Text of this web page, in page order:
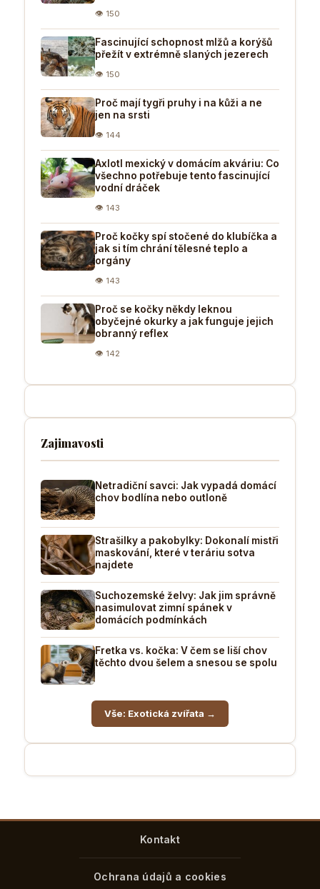
👁 150
Fascinující schopnost mlžů a korýšů
přežít v extrémně slaných jezerech
👁 150
Proč mají tygři pruhy i na kůži a ne
jen na srsti
👁 144
Axlotl mexický v domácím akváriu: Co
všechno potřebuje tento fascinující
vodní dráček
👁 143
Proč kočky spí stočené do klubíčka a
jak si tím chrání tělesné teplo a
orgány
👁 143
Proč se kočky někdy leknou
obyčejné okurky a jak funguje jejich
obranný reflex
👁 142
Zajimavosti
Netradiční savci: Jak vypadá domácí
chov bodlína nebo outloně
Strašilky a pakobylky: Dokonalí mistři
maskování, které v teráriu sotva
najdete
Suchozemské želvy: Jak jim správně
nasimulovat zimní spánek v
domácích podmínkách
Fretka vs. kočka: V čem se liší chov
těchto dvou šelem a snesou se spolu
Vše: Exotická zvířata →
Kontakt
Ochrana údajů a cookies